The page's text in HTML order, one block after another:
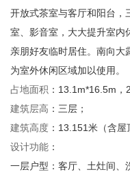
开放式茶室与客厅和阳台，
室、影音室，大大提升室内
亲朋好友临时居住。南向大
为室外休闲区域加以使用。
占地面积 ： 13.1m*16.5m ，
建筑层高 ：三层；
建筑高度 ： 13.151米（含屋
设计功能 ：
一层户型：客厅、土灶间、